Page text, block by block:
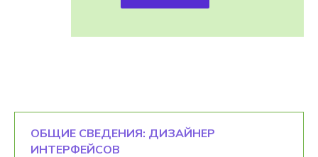
ОБЩИЕ СВЕДЕНИЯ: ДИЗАЙНЕР
ИНТЕРФЕЙСОВ